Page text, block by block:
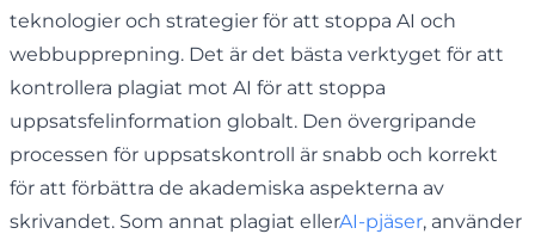
teknologier och strategier för att stoppa AI och
webbupprepning. Det är det bästa verktyget för att
kontrollera plagiat mot AI för att stoppa
uppsatsfelinformation globalt. Den övergripande
processen för uppsatskontroll är snabb och korrekt
för att förbättra de akademiska aspekterna av
skrivandet. Som annat plagiat ellerAI-pjäser, använder